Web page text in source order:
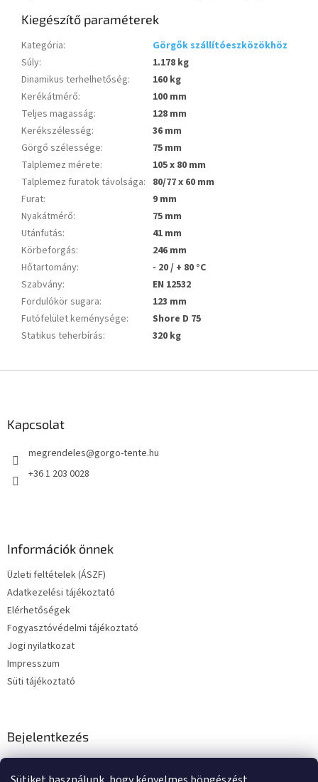
Kiegészítő paraméterek
Kategória:
Görgők szállítóeszközökhöz
Súly:
1.178 kg
Dinamikus terhelhetőség:
160 kg
Kerékátmérő:
100 mm
Teljes magasság:
128 mm
Kerékszélesség:
36 mm
Görgő szélessége:
75 mm
Talplemez mérete:
105 x 80 mm
Talplemez furatok távolsága: 80/77 x 60 mm
Furat:
9 mm
Nyakátmérő:
75 mm
Utánfutás:
41 mm
Körbeforgás:
246 mm
Hőtartomány:
- 20 / + 80 °C
Szabvány:
EN 12532
Fordulókör sugara:
123 mm
Futófelület keménysége:
Shore D 75
Statikus teherbírás: 320 kg
Kapcsolat
megrendeles@gorgo-tente.hu
+36 1 203 0028
Információk önnek
Üzleti feltételek (ÁSZF)
Adatkezelési tájékoztató
Elérhetőségek
Fogyasztóvédelmi tájékoztató
Jogi nyilatkozat
Impresszum
Süti tájékoztató
Bejelentkezés
E-mail